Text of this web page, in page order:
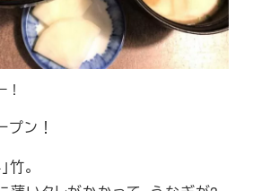
！
プン！
竹。